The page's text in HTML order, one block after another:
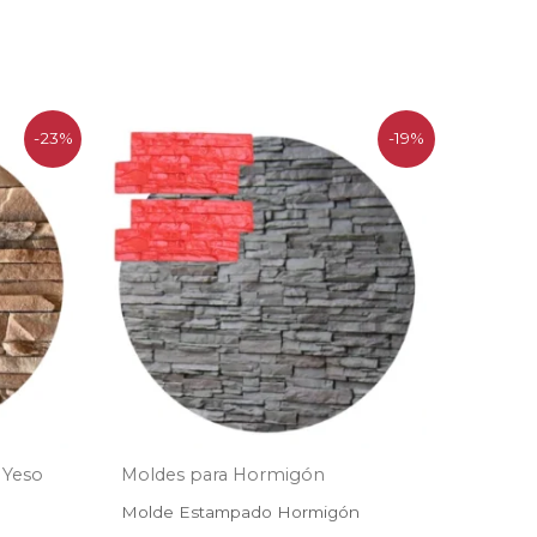
-23% -19%
Moldes para Hormigón
Molde Estampado Hormigón
El
precio
original
era:
$71.500.
precio
actual
es:
$57.900.